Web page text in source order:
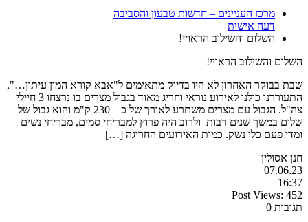
מרכז העניינים – חדשות טבעון והסביבה
דעה אישית
השלום והשילוב הראויי!
השלום והשילוב הראויי!
שבת בבוקר האחרון לא היו בדיוק מתאימים ל"אבא קורא המון עיתון…",
התעוררנו כולנו לאירוע נוראי וחריג מאוד בגבול מצרים בו נרצחו 3 חיילי
צה"ל. הגבול עם מצרים משתרע לאורך של כ – 230 ק"מ והוא גבול של
שלום במשך שנים רבות ולרוב היה פרוץ למבריחי סמים, מבריחי נשים
ומדי פעם כלי נשק. כמות האירועים החריגה […]
חנן אסולין
07.06.23
16:37
Post Views: 452
תגובות 0